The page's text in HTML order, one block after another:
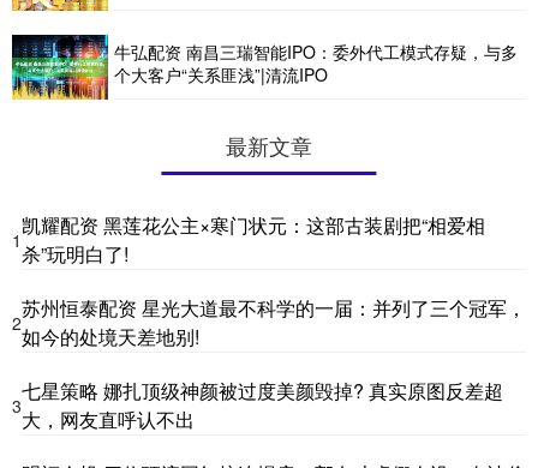
牛弘配资 南昌三瑞智能IPO：委外代工模式存疑，与多
个大客户“关系匪浅”|清流IPO
最新文章
1
凯耀配资 黑莲花公主×寒门状元：这部古装剧把“相爱相
杀”玩明白了!
2
苏州恒泰配资 星光大道最不科学的一届：并列了三个冠军，
如今的处境天差地别!
3
七星策略 娜扎顶级神颜被过度美颜毁掉? 真实原图反差超
大，网友直呼认不出